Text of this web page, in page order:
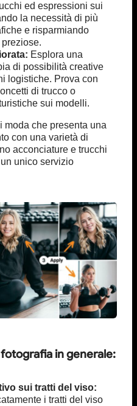
ed espressioni sui
la necessità di più
e risparmiando
Esplora una
di possibilità creative
logistiche. Prova con
di trucco o
sui modelli.
moda che presenta una
con una varietà di
acconciature e trucchi
unico servizio
in generale:
sui tratti del viso:
i tratti del viso